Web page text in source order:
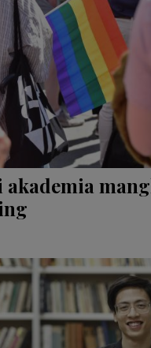
akademia